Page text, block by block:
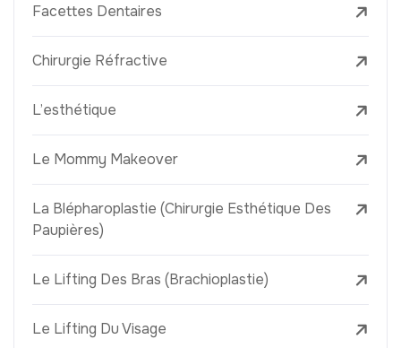
Facettes Dentaires
Chirurgie Réfractive
L’esthétique
Le Mommy Makeover
La Blépharoplastie (Chirurgie Esthétique Des
Paupières)
Le Lifting Des Bras (Brachioplastie)
Le Lifting Du Visage